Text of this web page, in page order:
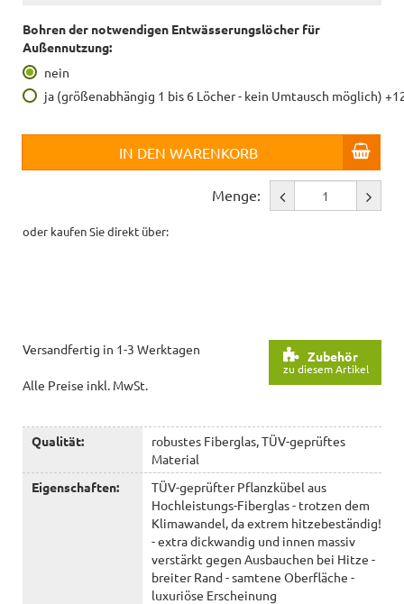
Bohren der notwendigen Entwässerungslöcher für
Außennutzung:
nein
ja (größenabhängig 1 bis 6 Löcher - kein Umtausch möglich)
IN DEN WARENKORB
Menge:
oder kaufen Sie direkt über:
Zubehör
zu diesem Artikel
Versandfertig in 1-3 Werktagen
Alle Preise inkl. MwSt.
Qualität:
robustes Fiberglas, TÜV-geprüftes
Material
Eigenschaften:
TÜV-geprüfter Pflanzkübel aus
Hochleistungs-Fiberglas - trotzen dem
Klimawandel, da extrem hitzebeständig!
- extra dickwandig und innen massiv
verstärkt gegen Ausbauchen bei Hitze -
breiter Rand - samtene Oberfläche -
luxuriöse Erscheinung